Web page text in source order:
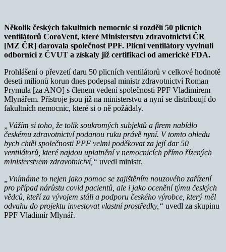
Několik českých fakultních nemocnic si rozdělí 50 plicních
ventilátorů CoroVent, které Ministerstvu zdravotnictví ČR
[MZ ČR] darovala společnost PPF. Plicní ventilátory vyvinuli
odborníci z ČVUT a získaly již certifikaci od americké FDA.
Prohlášení o převzetí daru 50 plicních ventilátorů v celkové hodnotě
deseti milionů korun dnes podepsal ministr zdravotnictví Roman
Prymula [za ANO] s členem vedení společnosti PPF Vladimírem
Mlynářem. Přístroje jsou již na ministerstvu a nyní se distribuují do
fakultních nemocnic, které si o ně požádaly.
„Vážím si toho, že tolik soukromých subjektů a firem nabídlo
českému zdravotnictví podanou ruku právě nyní. V tomto ohledu
bych chtěl společnosti PPF velmi poděkovat za její dar 50
ventilátorů, které najdou uplatnění v nemocnicích přímo řízených
ministerstvem zdravotnictví,“ uvedl ministr.
„Vnímáme to nejen jako pomoc se zajištěním nouzového zařízení
pro případ nárůstu covid pacientů, ale i jako ocenění týmu českých
vědců, kteří za vývojem stáli a podporu českého výrobce, který měl
odvahu do projektu investovat vlastní prostředky,“ uvedl za skupinu
PPF Vladimír Mlynář.